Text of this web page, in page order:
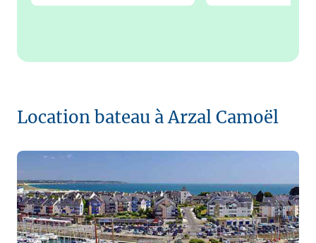
Location bateau à Arzal Camoël